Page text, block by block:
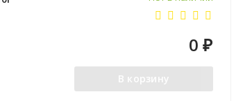
0 ₽
В корзину